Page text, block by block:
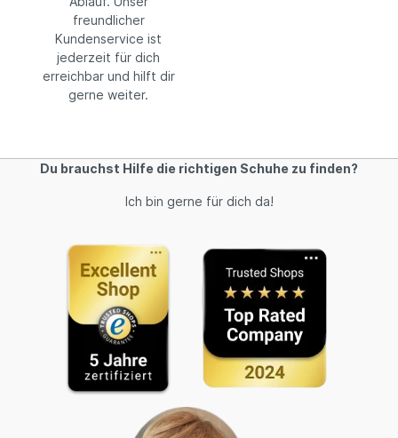
freundlicher
Kundenservice ist
jederzeit für dich
erreichbar und hilft dir
gerne weiter.
Du brauchst Hilfe die richtigen Schuhe zu finden?
Ich bin gerne für dich da!